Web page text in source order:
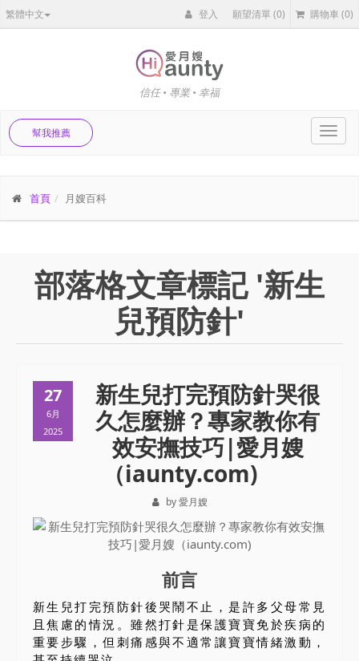
繁體中文 登入 願望清單(0) 購物車 (0)
信任 • 專業 • 幸福
幫我推薦
首頁 月嫂百科
部落格文章標記 '新生
兒預防針'
27
6月
2025
新生兒打完預防針哭很
久怎麼辦？專家教你有
效安撫技巧|愛月嫂
（iaunty.com)
by 愛月嫂
前言
新生兒打完預防針後哭鬧不止，是許多父母常見
且焦慮的情況。雖然打針是保護寶寶免於疾病的
重要步驟，但刺痛感與不適常讓寶寶情緒激動，